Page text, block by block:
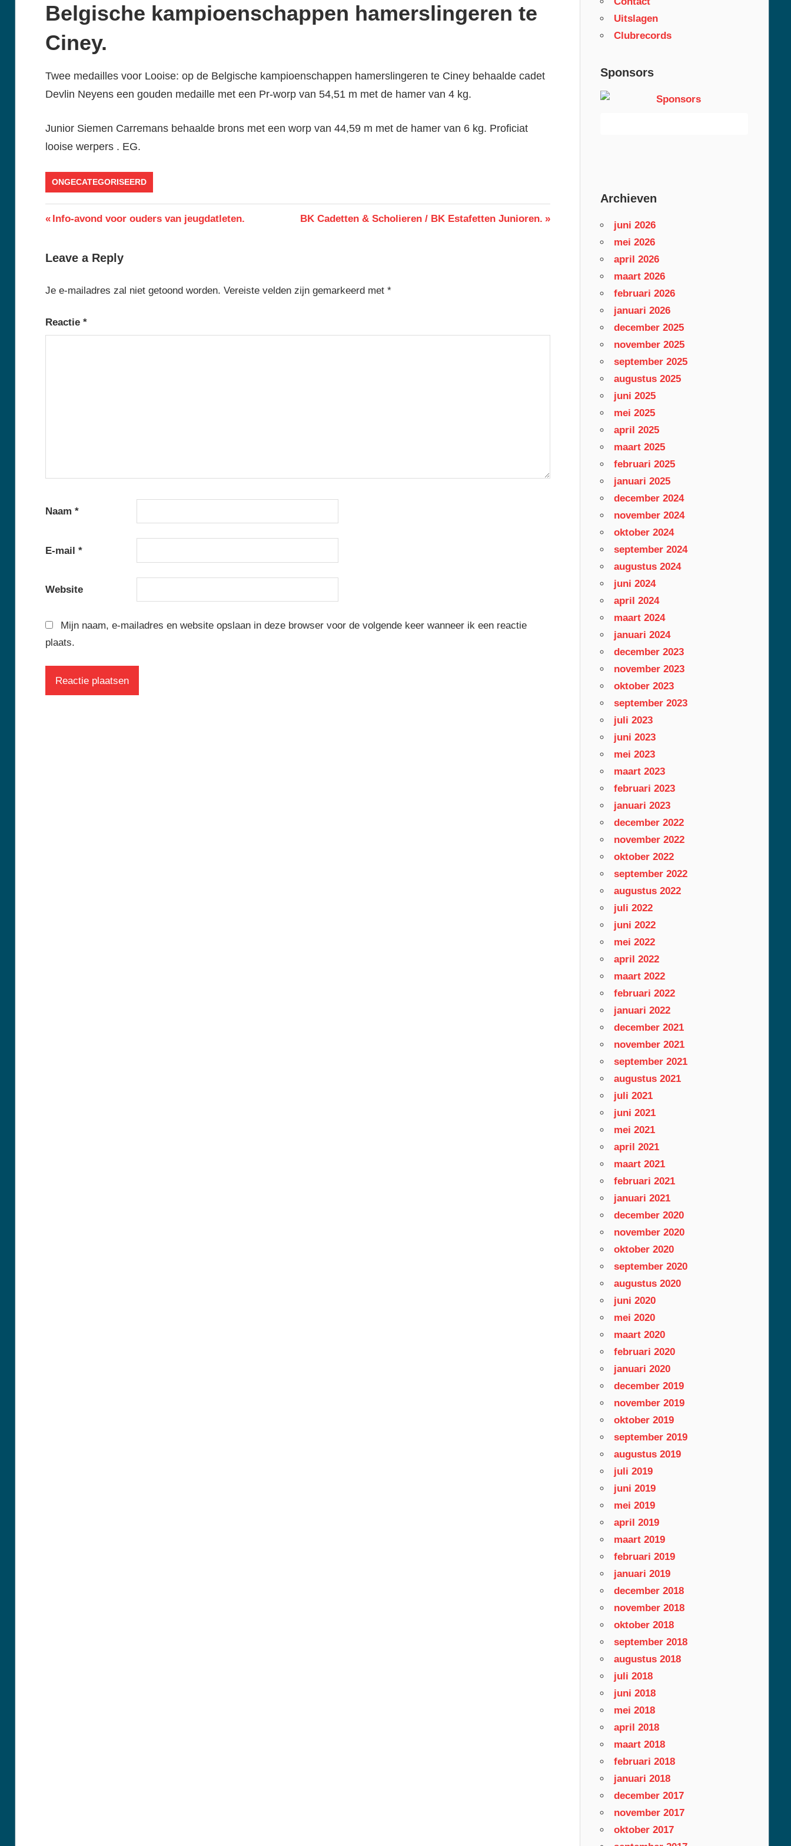
Belgische kampioenschappen hamerslingeren te
Ciney.
Twee medailles voor Looise: op de Belgische kampioenschappen hamerslingeren te Ciney behaalde cadet
Devlin Neyens een gouden medaille met een Pr-worp van 54,51 m met de hamer van 4 kg.
Junior Siemen Carremans behaalde brons met een worp van 44,59 m met de hamer van 6 kg. Proficiat
looise werpers . EG.
ONGECATEGORISEERD
Berichtnavigatie
Previous
Info-avond voor ouders van jeugdatleten.
Next
BK Cadetten & Scholieren / BK Estafetten Junioren.
Leave a Reply
Je e-mailadres zal niet getoond worden. Vereiste velden zijn gemarkeerd met *
Reactie *
Naam *
E-mail *
Website
Mijn naam, e-mailadres en website opslaan in deze browser voor de volgende keer wanneer ik een reactie
plaats.
Uitslagen
Clubrecords
Sponsors
Archieven
juni 2026
mei 2026
april 2026
maart 2026
februari 2026
januari 2026
december 2025
november 2025
september 2025
augustus 2025
juni 2025
mei 2025
april 2025
maart 2025
februari 2025
januari 2025
december 2024
november 2024
oktober 2024
september 2024
augustus 2024
juni 2024
april 2024
maart 2024
januari 2024
december 2023
november 2023
oktober 2023
september 2023
juli 2023
juni 2023
mei 2023
maart 2023
februari 2023
januari 2023
december 2022
november 2022
oktober 2022
september 2022
augustus 2022
juli 2022
juni 2022
mei 2022
april 2022
maart 2022
februari 2022
januari 2022
december 2021
november 2021
september 2021
augustus 2021
juli 2021
juni 2021
mei 2021
april 2021
maart 2021
februari 2021
januari 2021
december 2020
november 2020
oktober 2020
september 2020
augustus 2020
juni 2020
mei 2020
maart 2020
februari 2020
januari 2020
december 2019
november 2019
oktober 2019
september 2019
augustus 2019
juli 2019
juni 2019
mei 2019
april 2019
maart 2019
februari 2019
januari 2019
december 2018
november 2018
oktober 2018
september 2018
augustus 2018
juli 2018
juni 2018
mei 2018
april 2018
maart 2018
februari 2018
januari 2018
december 2017
november 2017
oktober 2017